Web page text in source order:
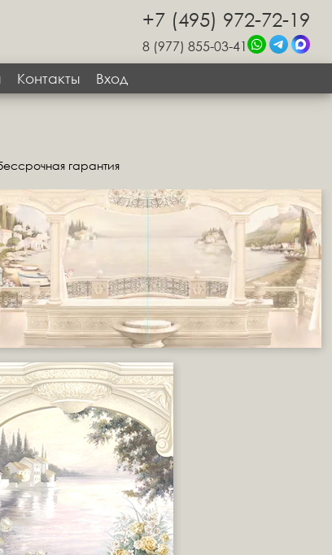
+7 (495) 972-72-19
8 (977) 855-03-41
Контакты Вход
гарантия